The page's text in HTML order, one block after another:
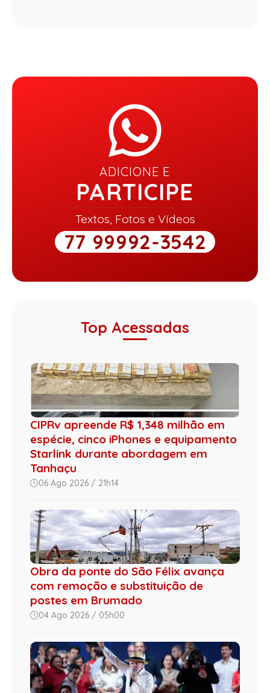
ADICIONE E
PARTICIPE
Textos, Fotos e Vídeos
77 99992-3542
Top Acessadas
CIPRv apreende R$ 1,348 milhão em
espécie, cinco iPhones e equipamento
Starlink durante abordagem em
Tanhaçu
06 Ago 2026 / 21h14
Obra da ponte do São Félix avança
com remoção e substituição de
postes em Brumado
04 Ago 2026 / 05h00